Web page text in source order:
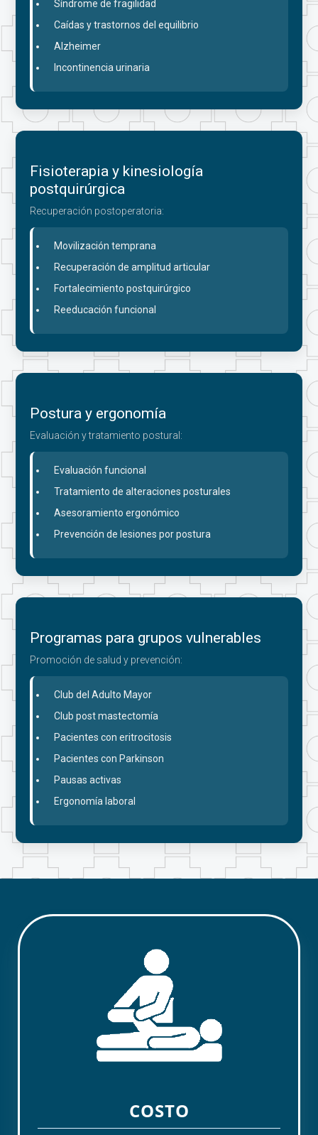
Síndrome de fragilidad
Caídas y trastornos del equilibrio
Alzheimer
Incontinencia urinaria
Fisioterapia y kinesiología
postquirúrgica
Recuperación postoperatoria:
Movilización temprana
Recuperación de amplitud articular
Fortalecimiento postquirúrgico
Reeducación funcional
Postura y ergonomía
Evaluación y tratamiento postural:
Evaluación funcional
Tratamiento de alteraciones posturales
Asesoramiento ergonómico
Prevención de lesiones por postura
Programas para grupos vulnerables
Promoción de salud y prevención:
Club del Adulto Mayor
Club post mastectomía
Pacientes con eritrocitosis
Pacientes con Parkinson
Pausas activas
Ergonomía laboral
COSTO